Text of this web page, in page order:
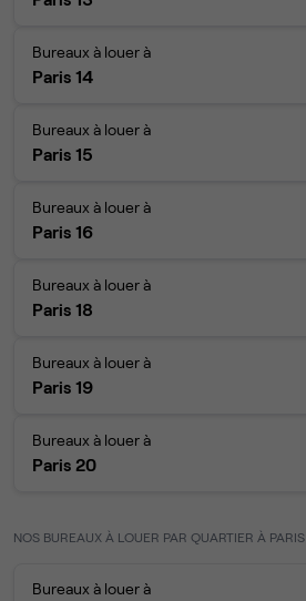
Bureaux à louer à
Paris 14
Bureaux à louer à
Paris 15
Bureaux à louer à
Paris 16
Bureaux à louer à
Paris 18
Bureaux à louer à
Paris 19
Bureaux à louer à
Paris 20
NOS BUREAUX À LOUER PAR QUARTIER À PARIS
Bureaux à louer à